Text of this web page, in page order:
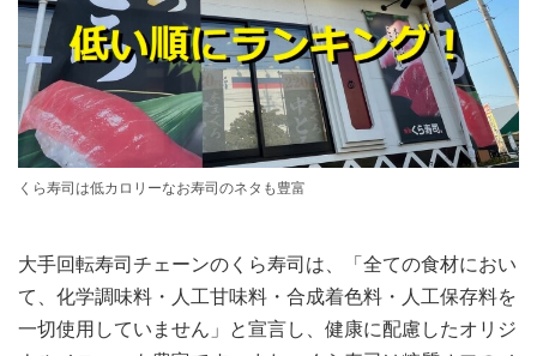
くら寿司は低カロリーなお寿司のネタも豊富
大手回転寿司チェーンのくら寿司は、「全ての食材におい
て、化学調味料・人工甘味料・合成着色料・人工保存料を
一切使用していません」と宣言し、健康に配慮したオリジ